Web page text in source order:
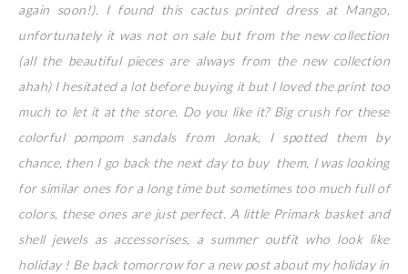
again soon!). I found this cactus printed dress at Mango,
unfortunately it was not on sale but from the new collection
(all the beautiful pieces are always from the new collection
ahah) I hesitated a lot before buying it but I loved the print too
much to let it at the store. Do you like it? Big crush for these
colorful pompom sandals from Jonak, I spotted them by
chance, then I go back the next day to buy them, I was looking
for similar ones for a long time but sometimes too much full of
colors, these ones are just perfect. A little Primark basket and
shell jewels as accessorises, a summer outfit who look like
holiday ! Be back tomorrow for a new post about my holiday in